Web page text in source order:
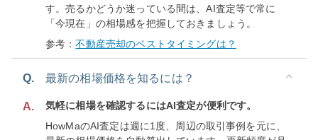
す。売るかどうか迷っている間は、AI査定等で常に
「今現在」の相場感を把握しておきましょう。
参考：不動産売却のベストタイミングは？
Q. 最新の相場価格を知るには？
A.
気軽に相場を確認するにはAI査定が便利です。
HowMaのAI査定は週に1度、周辺の取引事例を元に、